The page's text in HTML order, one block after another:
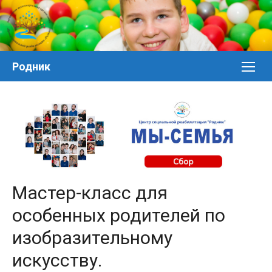
Перейти
к
контенту
Родник
Мастер-класс для
особенных родителей по
изобразительному
искусству.